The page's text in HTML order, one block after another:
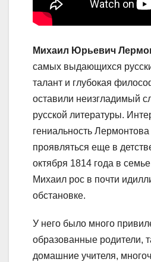
Михаил Юрьевич
самых выдающихся
талант и глубокая
оставили неизгладимый
русской литературы.
гениальность
проявляться еще в
октября 1814 года в
Михаил рос в почти
обстановке.
У него было много
образованные родители,
домашние учителя,